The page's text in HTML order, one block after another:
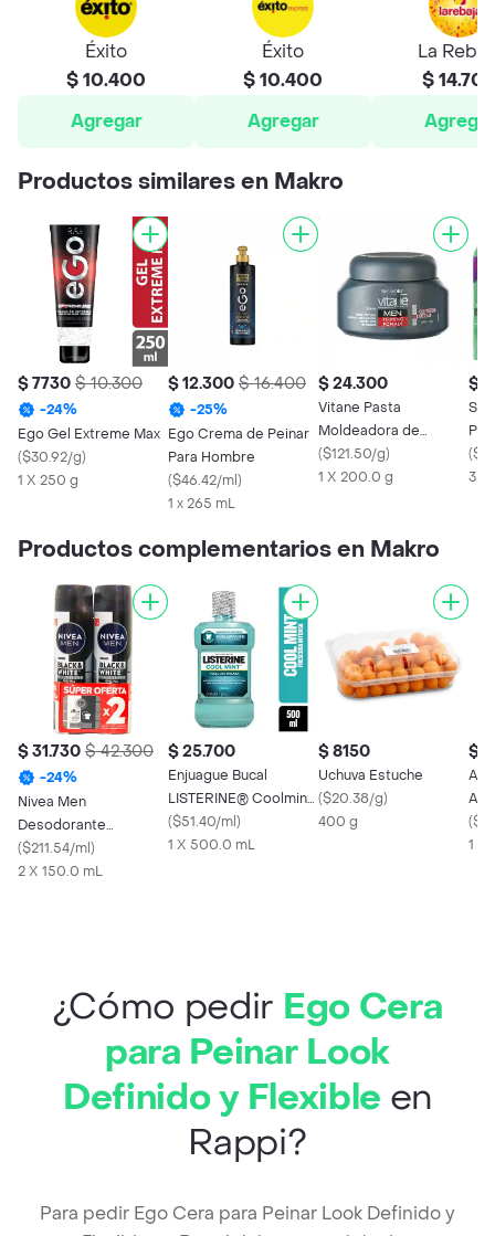
Éxito
$ 10.400
Agregar
Éxito
$ 10.400
Agregar
La
$
Agregar
Productos similares en Makro
$ 7730 $ 10.300
-24%
Ego Gel Extreme Max
($30.92/g)
1 X 250 g
$ 12.300 $ 16.400
-25%
Ego Crema de Peinar
Para Hombre
($46.42/ml)
1 x 265 mL
$ 24.300
Vitane Pasta
Moldeadora de
Cabello Control Firme
para Hombres
($121.50/g)
1 X 200.0 g
$
(
3 X
Productos complementarios en Makro
$ 31.730 $ 42.300
-24%
Nivea Men
Desodorante
Antitranspirante Black
& White en Aerosol
($211.54/ml)
2 X 150.0 mL
$ 25.700
Enjuague Bucal
LISTERINE® Coolmint
Frescura Intensa
500ml
($51.40/ml)
1 X 500.0 mL
$ 8150
Uchuva Estuche
($20.38/g)
400 g
$
Aro
(
1 X
¿Cómo pedir Ego Cera
para Peinar Look
Definido y Flexible en
Rappi?
Para pedir Ego Cera para Peinar Look Definido y